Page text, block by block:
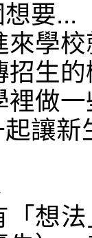
要...
讓
「想